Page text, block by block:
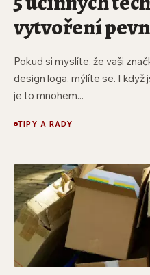
vytvoření
Pokud si myslíte, že vaši
design loga, mýlíte se. I
je to mnohem...
TIPY A RADY